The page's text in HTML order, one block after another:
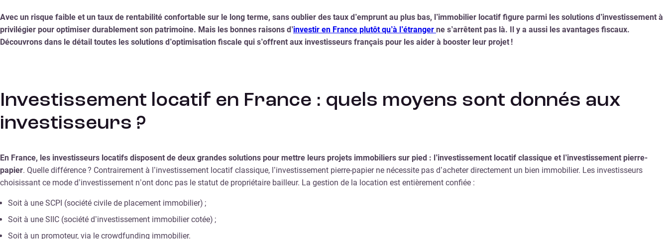
Avec un risque faible et un taux de rentabilité confortable sur le long terme, sans oublier des taux d’emprunt au plus bas, l’immobilier locatif figure parmi les solutions d’investissement à
privilégier pour optimiser durablement son patrimoine. Mais les bonnes raisons d’investir en France plutôt qu’à l’étranger ne s’arrêtent pas là. Il y a aussi les avantages fiscaux.
Découvrons dans le détail toutes les solutions d’optimisation fiscale qui s’offrent aux investisseurs français pour les aider à booster leur projet !
Investissement locatif en France : quels moyens sont donnés aux
investisseurs ?
En France, les investisseurs locatifs disposent de deux grandes solutions pour mettre leurs projets immobiliers sur pied : l’investissement locatif classique et l’investissement pierre-
papier. Quelle différence ? Contrairement à l’investissement locatif classique, l’investissement pierre-papier ne nécessite pas d’acheter directement un bien immobilier. Les investisseurs
choisissant ce mode d’investissement n’ont donc pas le statut de propriétaire bailleur. La gestion de la location est entièrement confiée :
Soit à une SCPI (société civile de placement immobilier) ;
Soit à une SIIC (société d’investissement immobilier cotée) ;
Soit à un promoteur, via le crowdfunding immobilier.